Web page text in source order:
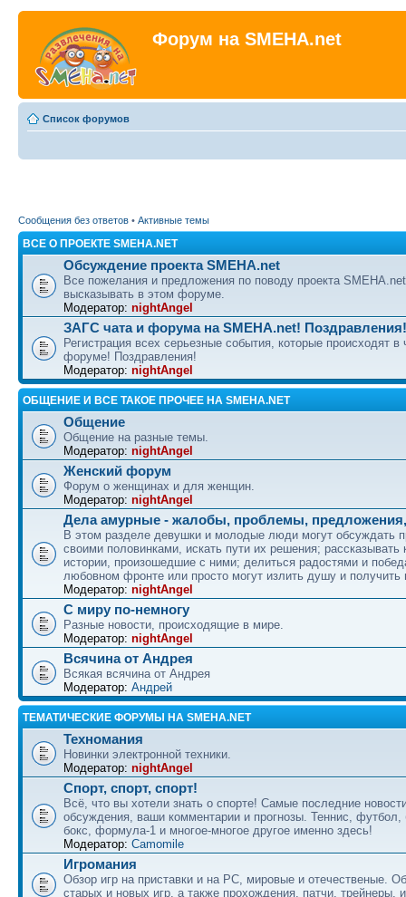
Форум на SMEHA.net
Список форумов
Сообщения без ответов • Активные темы
ВСЕ О ПРОЕКТЕ SMEHA.NET
Обсуждение проекта SMEHA.net
Все пожелания и предложения по поводу проекта
высказывать в этом форуме.
Модератор: nightAngel
ЗАГС чата и форума на SMEHA.net! Поздравления!
Регистрация всех серьезные события, которые происходят в
форуме! Поздравления!
Модератор: nightAngel
ОБЩЕНИЕ И ВСЕ ТАКОЕ ПРОЧЕЕ НА SMEHA.NET
Общение
Общение на разные темы.
Модератор: nightAngel
Женский форум
Форум о женщинах и для женщин.
Модератор: nightAngel
Дела амурные - жалобы, проблемы,
В этом разделе девушки и молодые люди могут обсуждать
своими половинками, искать пути их решения; рассказывать
истории, произошедшие с ними; делиться радостями и
любовном фронте или просто могут излить душу и получить
Модератор: nightAngel
С миру по-немногу
Разные новости, происходящие в мире.
Модератор: nightAngel
Всячина от Андрея
Всякая всячина от Андрея
Модератор: Андрей
ТЕМАТИЧЕСКИЕ ФОРУМЫ НА SMEHA.NET
Техномания
Новинки электронной техники.
Модератор: nightAngel
Спорт, спорт, спорт!
Всё, что вы хотели знать о спорте! Самые последние
обсуждения, ваши комментарии и прогнозы. Теннис, футбол,
бокс, формула-1 и многое-многое другое именно здесь!
Модератор: Camomile
Игромания
Обзор игр на приставки и на PC, мировые и отечественые.
старых и новых игр, а также прохождения, патчи, трейнеры,